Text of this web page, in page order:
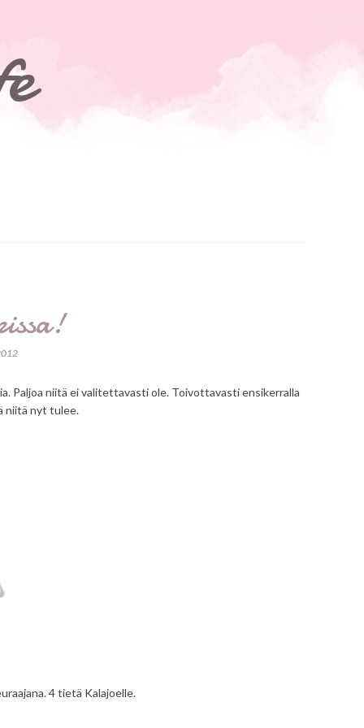
Paljoa niitä ei valitettavasti ole. Toivottavasti ensikerralla
niitä nyt tulee.
4 tietä Kalajoelle.